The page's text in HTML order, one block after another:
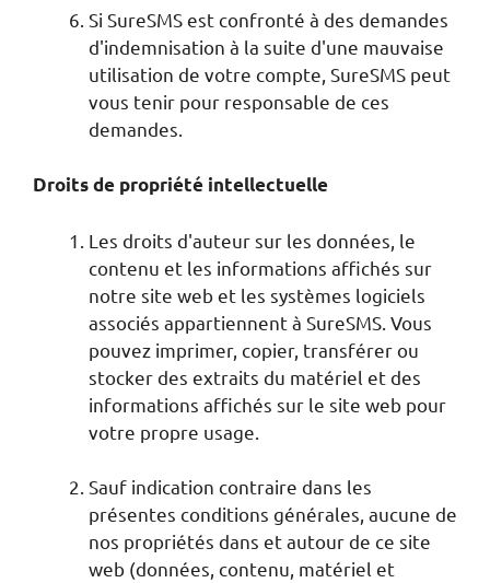
Si SureSMS est confronté à des demandes
d'indemnisation à la suite d'une mauvaise
utilisation de votre compte, SureSMS peut
vous tenir pour responsable de ces
demandes.
Droits de propriété intellectuelle
Les droits d'auteur sur les données, le
contenu et les informations affichés sur
notre site web et les systèmes logiciels
associés appartiennent à SureSMS. Vous
pouvez imprimer, copier, transférer ou
stocker des extraits du matériel et des
informations affichés sur le site web pour
votre propre usage.
Sauf indication contraire dans les
présentes conditions générales, aucune de
nos propriétés dans et autour de ce site
web (données, contenu, matériel et